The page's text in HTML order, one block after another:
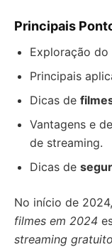
Principais
Exploração
Principais
Dicas de
Vantagens e
de streaming.
Dicas de
No início de
filmes em 2024
streaming gratuito